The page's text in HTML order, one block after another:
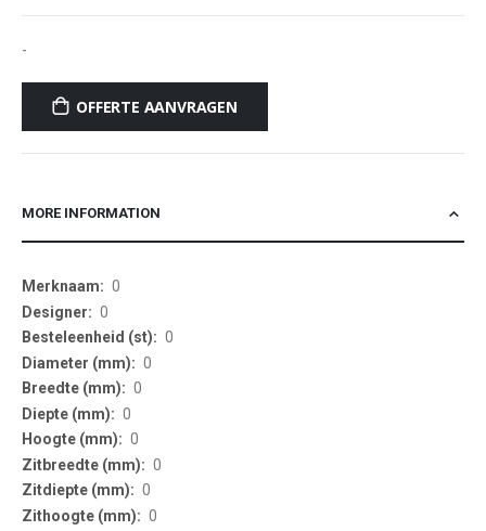
-
OFFERTE AANVRAGEN
MORE INFORMATION
More
Information
0
0
0
0
0
0
0
0
0
0